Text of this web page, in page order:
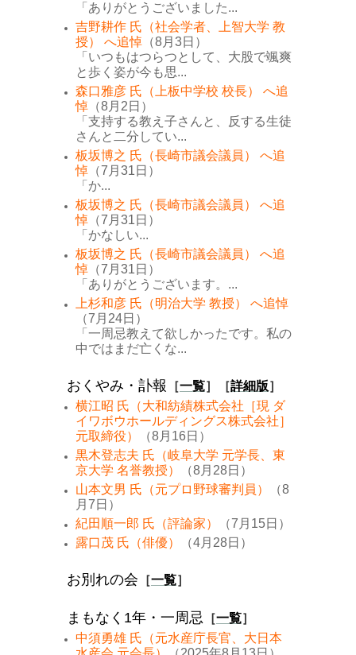
「ありがとうございました...
吉野耕作 氏（社会学者、上智大学 教
授） へ追悼 （8月3日）
「いつもはつらつとして、大股で颯爽
と歩く姿が今も思...
森口雅彦 氏（上板中学校 校長） へ追
悼 （8月2日）
「支持する教え子さんと、反する生徒
さんと二分してい...
板坂博之 氏（長崎市議会議員） へ追
悼 （7月31日）
「か...
板坂博之 氏（長崎市議会議員） へ追
悼 （7月31日）
「かなしい...
板坂博之 氏（長崎市議会議員） へ追
悼 （7月31日）
「ありがとうございます。...
上杉和彦 氏（明治大学 教授） へ追悼
（7月24日）
「一周忌教えて欲しかったです。私の
中ではまだ亡くな...
おくやみ・訃報 ［一覧］［詳細版］
横江昭 氏（大和紡績株式会社［現 ダ
イワボウホールディングス株式会社］
元取締役）
（8月16日）
黒木登志夫 氏（岐阜大学 元学長、東
京大学 名誉教授）
（8月28日）
山本文男 氏（元プロ野球審判員）
（8
月7日）
紀田順一郎 氏（評論家）
（7月15日）
露口茂 氏（俳優）
（4月28日）
お別れの会 ［一覧］
まもなく1年・一周忌 ［一覧］
中須勇雄 氏（元水産庁長官、大日本